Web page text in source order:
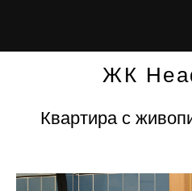
ЖК
Квартира с